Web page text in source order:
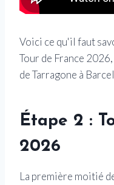
Voici ce qu'il faut
Tour de France
de Tarragone à
Étape 2 :
2026
La première moitié